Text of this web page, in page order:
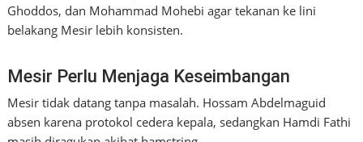
Ghoddos, dan Mohammad Mohebi agar tekanan ke lini
belakang Mesir lebih konsisten.
Mesir Perlu Menjaga Keseimbangan
Mesir tidak datang tanpa masalah. Hossam Abdelmaguid
absen karena protokol cedera kepala, sedangkan Hamdi Fathi